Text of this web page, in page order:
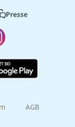
Presse
AGB